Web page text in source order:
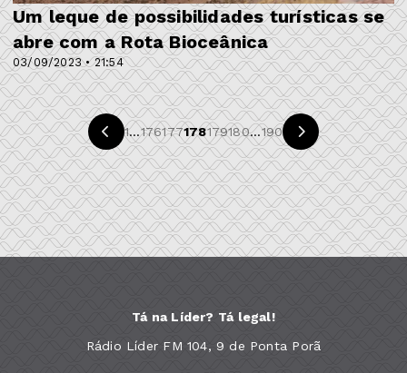
03/09/2023 • 21:54
Um leque de possibilidades turísticas se
abre com a Rota Bioceânica
1...176177178179180...190
Tá na Líder? Tá legal!
Rádio Líder FM 104, 9 de Ponta Porã